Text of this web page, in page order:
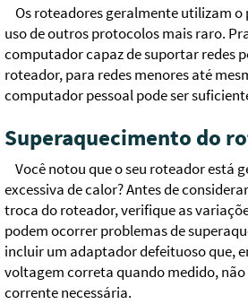
Os roteadores geralmente utilizam o
uso de outros protocolos mais raro.
computador capaz de suportar redes
roteador, para redes menores até
computador pessoal pode ser
Superaquecimento do
Você notou que o seu roteador está
excessiva de calor? Antes de
troca do roteador, verifique as
podem ocorrer problemas de
incluir um adaptador defeituoso que,
voltagem correta quando medido, não
corrente necessária.